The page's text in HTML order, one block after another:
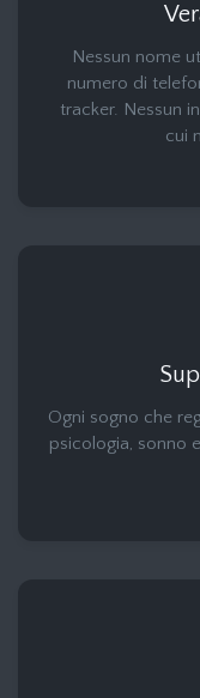
Nessun nome
numero di
tracker. Nessun
cui
Ogni sogno che
psicologia, sonno